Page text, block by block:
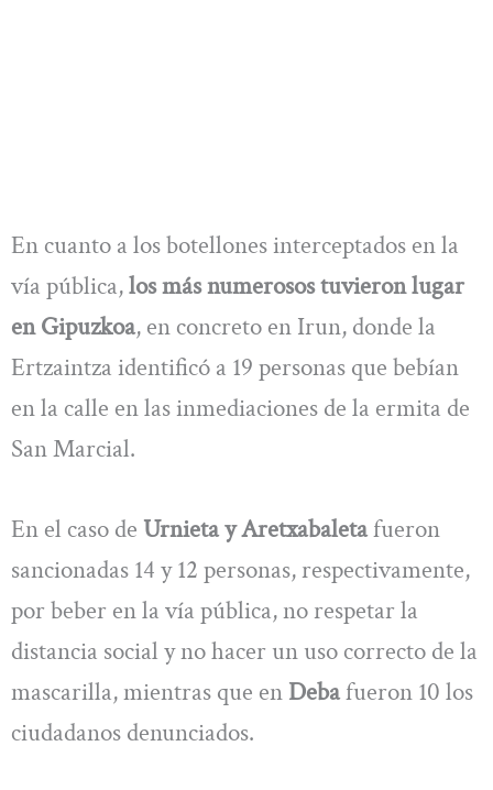
En cuanto a los botellones interceptados en la
vía pública,los más numerosos tuvieron lugar
en Gipuzkoa, en concreto en Irun, donde la
Ertzaintza identificó a 19 personas que bebían
en la calle en las inmediaciones de la ermita de
San Marcial.
En el caso de Urnieta y Aretxabaletafueron
sancionadas 14 y 12 personas, respectivamente,
por beber en la vía pública, no respetar la
distancia social y no hacer un uso correcto de la
mascarilla, mientras que en Debafueron 10 los
ciudadanos denunciados.